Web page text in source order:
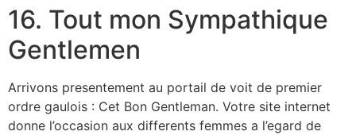
16. Tout mon Sympathique
Gentlemen
Arrivons presentement au portail de voit de premier
ordre gaulois : Cet Bon Gentleman. Votre site internet
donne l’occasion aux differents femmes a l’egard de